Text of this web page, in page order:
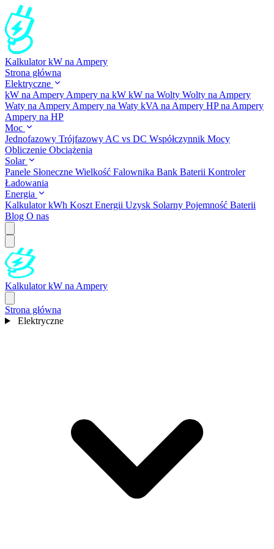
Kalkulator kW na Ampery
Strona główna
Elektryczne
kW na Ampery Ampery na kW kW na Wolty Wolty na Ampery
Waty na Ampery Ampery na Waty kVA na Ampery HP na Ampery
Ampery na HP
Moc
Jednofazowy Trójfazowy AC vs DC Współczynnik Mocy
Obliczenie Obciążenia
Solar
Panele Słoneczne Wielkość Falownika Bank Baterii Kontroler
Ładowania
Energia
Kalkulator kWh Koszt Energii Uzysk Solarny Pojemność Baterii
Blog O nas
Kalkulator kW na Ampery
Strona główna
Elektryczne